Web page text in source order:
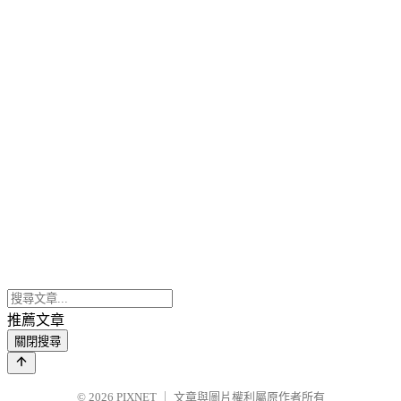
推薦文章
關閉搜尋
© 2026 PIXNET 文章與圖片權利屬原作者所有